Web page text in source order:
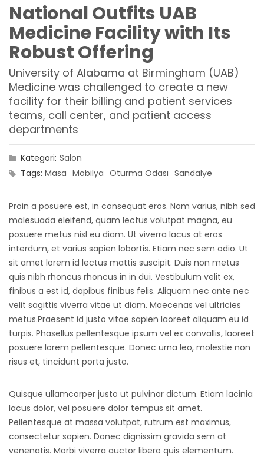
National Outfits UAB
Medicine Facility with Its
Robust Offering
University of Alabama at Birmingham (UAB)
Medicine was challenged to create a new
facility for their billing and patient services
teams, call center, and patient access
departments
Kategori: Salon
Tags: Masa Mobilya Oturma Odası Sandalye
Proin a posuere est, in consequat eros. Nam varius, nibh sed
malesuada eleifend, quam lectus volutpat magna, eu
posuere metus nisl eu diam. Ut viverra lacus at eros
interdum, et varius sapien lobortis. Etiam nec sem odio. Ut
sit amet lorem id lectus mattis suscipit. Duis non metus
quis nibh rhoncus rhoncus in in dui. Vestibulum velit ex,
finibus a est id, dapibus finibus felis. Aliquam nec ante nec
velit sagittis viverra vitae ut diam. Maecenas vel ultricies
metus.Praesent id justo vitae sapien laoreet aliquam eu id
turpis. Phasellus pellentesque ipsum vel ex convallis, laoreet
posuere lorem pellentesque. Donec urna leo, molestie non
risus et, tincidunt porta justo.
Quisque ullamcorper justo ut pulvinar dictum. Etiam lacinia
lacus dolor, vel posuere dolor tempus sit amet.
Pellentesque at massa volutpat, rutrum est maximus,
consectetur sapien. Donec dignissim gravida sem at
venenatis. Morbi viverra auctor libero quis elementum.